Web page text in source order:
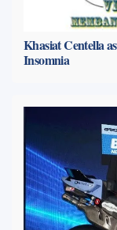
Khasiat Centella
Insomnia